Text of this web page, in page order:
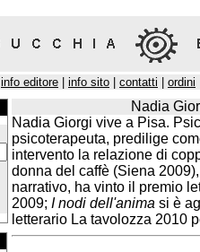
info editore info sito contatti ordini
Nadia
Nadia Giorgi vive a Pisa.
psicoterapeuta, predilige
intervento la relazione di
donna del caffè (Siena
narrativo, ha vinto il premio
2009; I nodi dell'anima si è
letterario La tavolozza 2010